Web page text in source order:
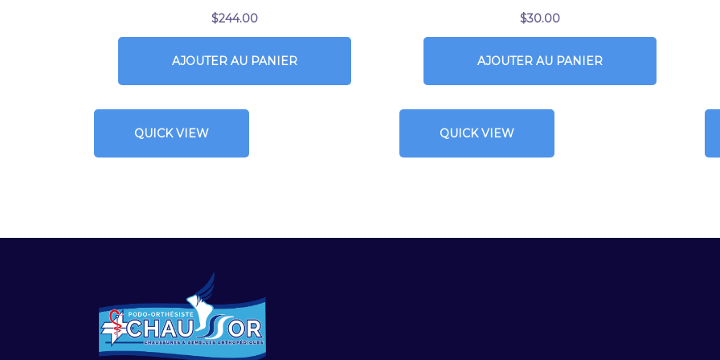
$244.00
AJOUTER AU PANIER
QUICK VIEW
$30.00
AJOUTER AU PANIER
QUICK VIEW